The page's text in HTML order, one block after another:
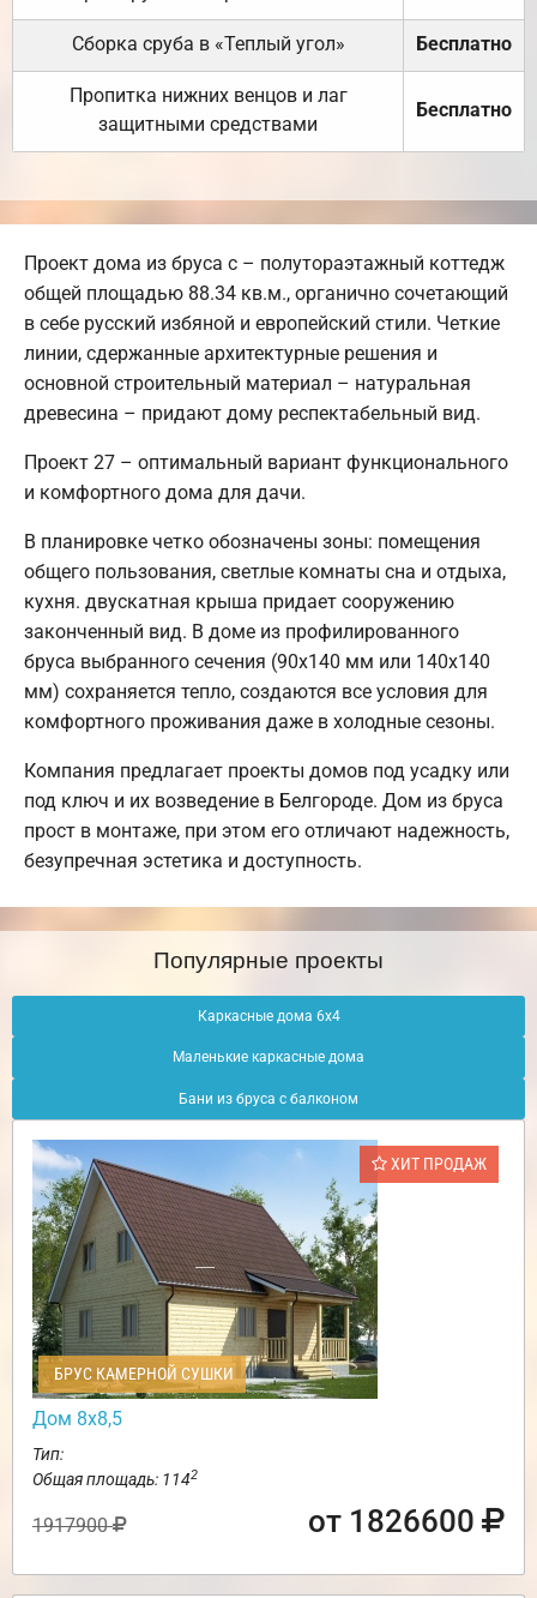
Сборка сруба в «Теплый угол» Бесплатно
Пропитка нижних венцов и лаг
защитными средствами
Бесплатно
Проект дома из бруса с – полутораэтажный коттедж
общей площадью 88.34 кв.м., органично сочетающий
в себе русский избяной и европейский стили. Четкие
линии, сдержанные архитектурные решения и
основной строительный материал – натуральная
древесина – придают дому респектабельный вид.
Проект 27 – оптимальный вариант функционального
и комфортного дома для дачи.
В планировке четко обозначены зоны: помещения
общего пользования, светлые комнаты сна и отдыха,
кухня. двускатная крыша придает сооружению
законченный вид. В доме из профилированного
бруса выбранного сечения (90х140 мм или 140х140
мм) сохраняется тепло, создаются все условия для
комфортного проживания даже в холодные сезоны.
Компания предлагает проекты домов под усадку или
под ключ и их возведение в Белгороде. Дом из бруса
прост в монтаже, при этом его отличают надежность,
безупречная эстетика и доступность.
Популярные проекты
Каркасные дома 6х4
Маленькие каркасные дома
Бани из бруса с балконом
ХИТ ПРОДАЖ
БРУС КАМЕРНОЙ СУШКИ
Дом 8х8,5
Тип:
Общая площадь: 1142
1917900 от 1826600